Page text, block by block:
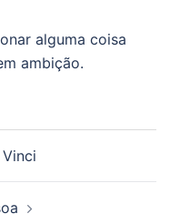
alguma coisa
ambição.